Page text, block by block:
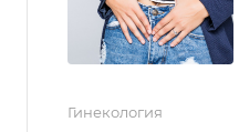
Гинекология